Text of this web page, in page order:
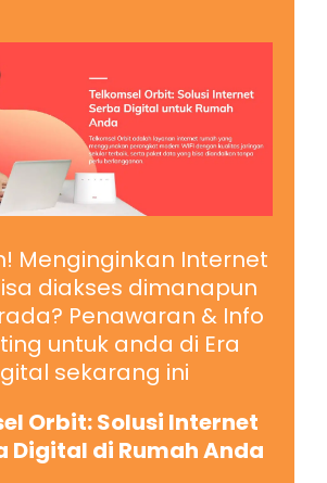
Menginginkan Internet
diakses dimanapun
Penawaran & Info
untuk anda di Era
sekarang ini
Orbit: Solusi Internet
Digital di Rumah Anda